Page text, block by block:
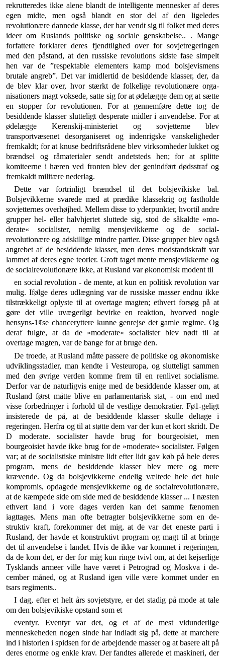
rekrutteredes ikke alene blandt de intelligente mennesker af deres
egen midte, men også blandt en stor del af den ligeledes
revolutionære dannede klasse, der har vendt sig til folket med deres
ideer om Ruslands politiske og sociale genskabelse.. . Mange
forfattere forklarer deres fjendtlighed over for sovjetregeringen
med den påstand, at den russiske revolutions sidste fase simpelt
hen var de ”respektable elementers kamp mod bolsjevismens
brutale angreb”. Det var imidlertid de besiddende klasser, der, da
de blev klar over, hvor stærkt de folkelige revolutionære orga­
nisationers magt voksede, satte sig for at ødelægge dem og at sætte
en stopper for revolutionen. For at gennem­føre dette tog de
besiddende klasser slutteligt desperate midler i anvendelse. For at
ødelægge Kerenskij-ministeriet og sovjetterne blev
transportvæsenet desorganiseret og indenrigske vanskeligheder
fremkaldt; for at knuse bedriftsrådene blev virksomheder lukket og
brændsel og råmaterialer sendt andetsteds hen; for at splitte
komiteerne i hæren ved fronten blev der genindført dødsstraf og
fremkaldt militære nederlag.
Dette var fortrinligt brændsel til det bolsjevikiske bal.
Bolsjevikkerne svarede med at prædike klassekrig og fastholde
sovjetternes overhøjhed. Mellem disse to yderpunkter, hvortil andre
grupper hel- eller halvhjertet sluttede sig, stod de såkaldte »mo­
derate« socialister, nemlig mensjevikkerne og de social­
revolutionære og adskillige mindre partier. Disse grup­per blev også
angrebet af de besiddende klasser, men deres modstandskraft var
lammet af deres egne teorier. Groft taget mente mensjevikkerne og
de socialrevo­lutionære ikke, at Rusland var økonomisk modent til
en social revolution - de mente, at kun en politisk revolution var
mulig. Ifølge deres udlægning var de russiske masser endnu ikke
tilstrækkeligt oplyste til at overtage magten; ethvert forsøg på at
gøre det ville uvægerligt bevirke en reaktion, hvorved nogle
hensyns-1¢se chanceryttere kunne genrejse det gamle regime. Og
deraf fulgte, at da de »moderate« socialister blev nødt til at
overtage magten, var de bange for at bruge den.
De troede, at Rusland måtte passere de politiske og økonomiske
udviklingsstadier, man kendte i Vesteuropa, og slutteligt sammen
med den øvrige verden komme frem til en renlivet socialisme.
Derfor var de naturligvis enige med de besiddende klasser om, at
Rusland først måtte blive en parlamentarisk stat, - om end med
visse forbedringer i forhold til de vestlige demokratier. Fø1-geligt
insisterede de på, at de besiddende klasser skulle deltage i
regeringen. Herfra og til at støtte dem var der kun et kort skridt. De
D moderate. socialister havde brug for bourgeoisiet, men
bourgeoisiet havde ikke brug for de »moderate« socialister. Følgen
var; at de socialistiske ministre lidt efter lidt gav køb på hele deres
program, mens de be­siddende klasser blev mere og mere
krævende. Og da bolsjevikkerne endelig væltede hele det hule
kompromis, opdagede mensjevikkerne og de socialrevo­lutionære,
at de kæmpede side om side med de besid­dende klasser ... I næsten
ethvert land i vore dages verden kan det samme fænomen
iagttages. Mens man ofte betragter bolsjevikkerne som en de­
struktiv kraft, forekommer det mig, at de var det eneste parti i
Rusland, der havde et konstruktivt program og magt til at bringe
det til anvendelse i landet. Hvis de ikke var kommet i regeringen,
da de kom det, er der for mig kun ringe tvivl om, at det kejserlige
Tysklands armeer ville have været i Petrograd og Moskva i de­
cember måned, og at Rusland igen ville være kommet under en
tsars regiments..
I dag, efter et helt års sovjetstyre, er det stadig på mode at tale
om den bolsjevikiske opstand som et
eventyr. Eventyr var det, og et af de mest vidunder­lige
menneskeheden nogen sinde har indladt sig på, dette at marchere
ind i historien i spidsen for de arbejdende masser og at basere alt på
deres enorme og enkle krav. Der fandtes allerede et maskineri, der